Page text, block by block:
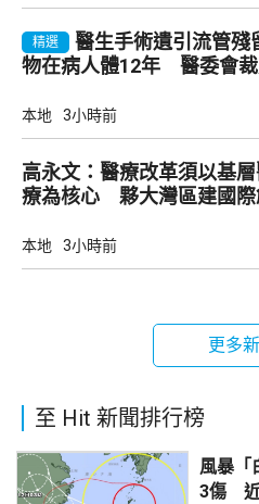
精選
醫生手術遺引流管殘
物在病人體12年 醫委會
本地 3小時前
高永文：醫療改革須以基
療為核心 夥大灣區建國際
本地 3小時前
更多
至 Hit 新聞排行榜
風暴「
3傷 近